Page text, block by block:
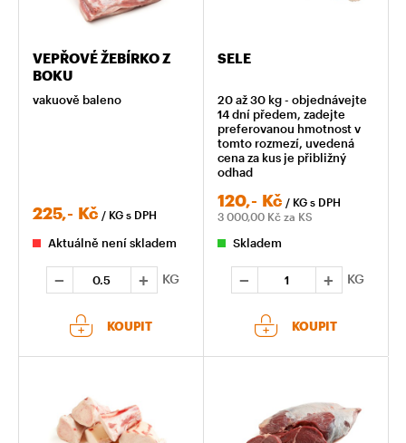
VEPŘOVÉ ŽEBÍRKO Z
BOKU
vakuově baleno
225,- Kč / KG s DPH
Aktuálně není skladem
KG
KOUPIT
SELE
20 až 30 kg - objednávejte
14 dní předem, zadejte
preferovanou hmotnost v
tomto rozmezí, uvedená
cena za kus je přibližný
odhad
120,- Kč / KG s DPH
3 000,00 Kč za KS
Skladem
KG
KOUPIT